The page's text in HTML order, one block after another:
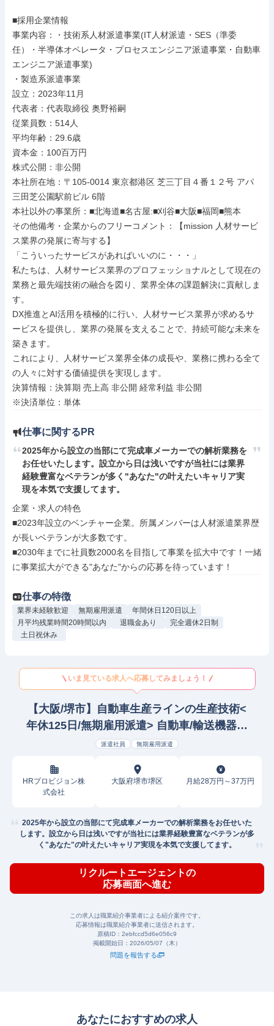
■採用企業情報
事業内容：・技術系人材派遣事業(IT人材派遣・SES（準委
任）・半導体オペレータ・プロセスエンジニア派遣事業・自動車
エンジニア派遣事業)
・製造系派遣事業
設立：2023年11月
代表者：代表取締役 奥野裕嗣
従業員数：514人
平均年齢：29.6歳
資本金：100百万円
株式公開：非公開
本社所在地：〒105-0014 東京都港区 芝三丁目４番１２号 アパ
三田芝公園駅前ビル 6階
本社以外の事業所：■北海道■名古屋:■刈谷■大阪■福岡■熊本
その他備考・企業からのフリーコメント：【mission 人材サービ
ス業界の発展に寄与する】
「こういったサービスがあればいいのに・・・」
私たちは、人材サービス業界のプロフェッショナルとして現在の
業務と最先端技術の融合を図り、業界全体の課題解決に貢献しま
す。
DX推進とAI活用を積極的に行い、人材サービス業界が求めるサ
ービスを提供し、業界の発展を支えることで、持続可能な未来を
築きます。
これにより、人材サービス業界全体の成長や、業務に携わる全て
の人々に対する価値提供を実現します。
決算情報：決算期 売上高 非公開 経常利益 非公開
※決済単位：単体
仕事に関するPR
2025年から設立の当部にて完成車メーカーでの解析業務を
お任せいたします。設立から日は浅いですが当社には業界
経験豊富なベテランが多く"あなた"の叶えたいキャリア実
現を本気で支援してます。
企業・求人の特色
■2023年設立のベンチャー企業。所属メンバーは人材派遣業界歴
が長いベテランが大多数です。
■2030年までに社員数2000名を目指して事業を拡大中です！一緒
に事業拡大ができる"あなた"からの応募を待っています！
仕事の特徴
業界未経験歓迎 無期雇用派遣
年間休日120日以上
月平均残業時間20時間以内
退職金あり
完全週休2日制
土日祝休み
いま見ている求人へ応募してみましょう！
【大阪/堺市】自動車生産ラインの生産技術<
年休125日/無期雇用派遣> 自動車/輸送機器研
究開発
派遣社員 無期雇用派遣
HRプロビジョン株
式会社
大阪府堺市堺区 月給28万円～37万円
2025年から設立の当部にて完成車メーカーでの解析業務をお任せいた
します。設立から日は浅いですが当社には業界経験豊富なベテランが多
く"あなた"の叶えたいキャリア実現を本気で支援してます。
リクルートエージェントの
応募画面へ進む
この求人は職業紹介事業者による紹介案件です。
応募情報は職業紹介事業者に送信されます。
原稿ID： 2ebfccd5d6e056c9
掲載開始日： 2026/05/07（木）
問題を報告する
あなたにおすすめの求人